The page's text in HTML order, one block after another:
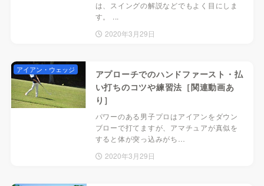
は、スイングの解説などでもよく目にしま
す。 ...
2020年3月29日
アプローチでのハンドファースト・払
い打ちのコツや練習法［関連動画あ
り］
パワーのある男子プロはアイアンをダウン
ブローで打てますが、アマチュアが真似を
すると体が突っ込みがち…
2020年3月29日
アイアン・ウェッジ